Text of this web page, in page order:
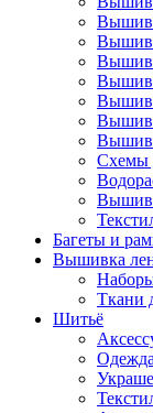
Схемы
Багеты и
Вышивка
Ткани
Шитьё